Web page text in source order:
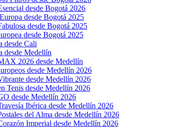
desde Bogotá 2026
desde Bogotá 2025
desde Bogotá 2025
desde Bogotá 2025
desde Cali
desde Medellín
2026 desde Medellín
desde Medellín 2026
desde Medellín 2026
Tenis desde Medellín 2026
desde Medellín 2026
Ibérica desde Medellín 2026
del Alma desde Medellín 2026
Imperial desde Medellín 2026